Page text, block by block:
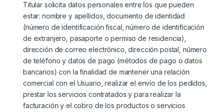
Titular solicita datos personales entre los que pueden
estar: nombre y apellidos, documento de identidad
(número de identificación fiscal, número de identificación
de extranjero, pasaporte o permiso de residencia),
dirección de correo electrónico, dirección postal, número
de teléfono y datos de pago (métodos de pago o datos
bancarios) con la finalidad de mantener una relación
comercial con el Usuario, realizar el envío de los pedidos,
prestar los servicios contratados y para realizar la
facturación y el cobro de los productos o servicios